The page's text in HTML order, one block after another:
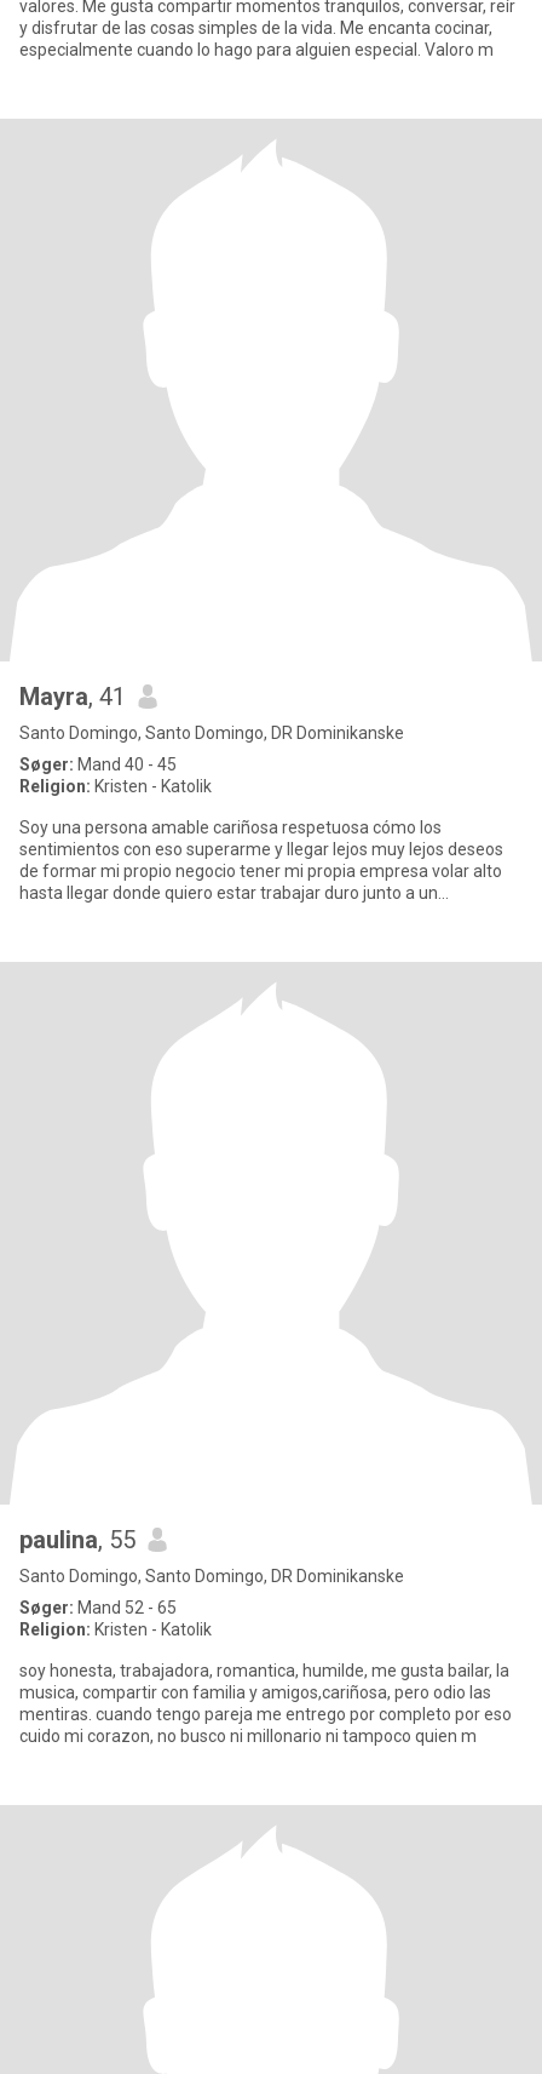
valores. Me gusta compartir momentos tranquilos, conversar, reír
y disfrutar de las cosas simples de la vida. Me encanta cocinar,
especialmente cuando lo hago para alguien especial. Valoro m
Mayra, 41
Santo Domingo, Santo Domingo, DR Dominikanske
Søger: Mand 40 - 45
Religion: Kristen - Katolik
Soy una persona amable cariñosa respetuosa cómo los
sentimientos con eso superarme y llegar lejos muy lejos deseos
de formar mi propio negocio tener mi propia empresa volar alto
hasta llegar donde quiero estar trabajar duro junto a un
paulina, 55
Santo Domingo, Santo Domingo, DR Dominikanske
Søger: Mand 52 - 65
Religion: Kristen - Katolik
soy honesta, trabajadora, romantica, humilde, me gusta bailar, la
musica, compartir con familia y amigos,cariñosa, pero odio las
mentiras. cuando tengo pareja me entrego por completo por eso
cuido mi corazon, no busco ni millonario ni tampoco quien m